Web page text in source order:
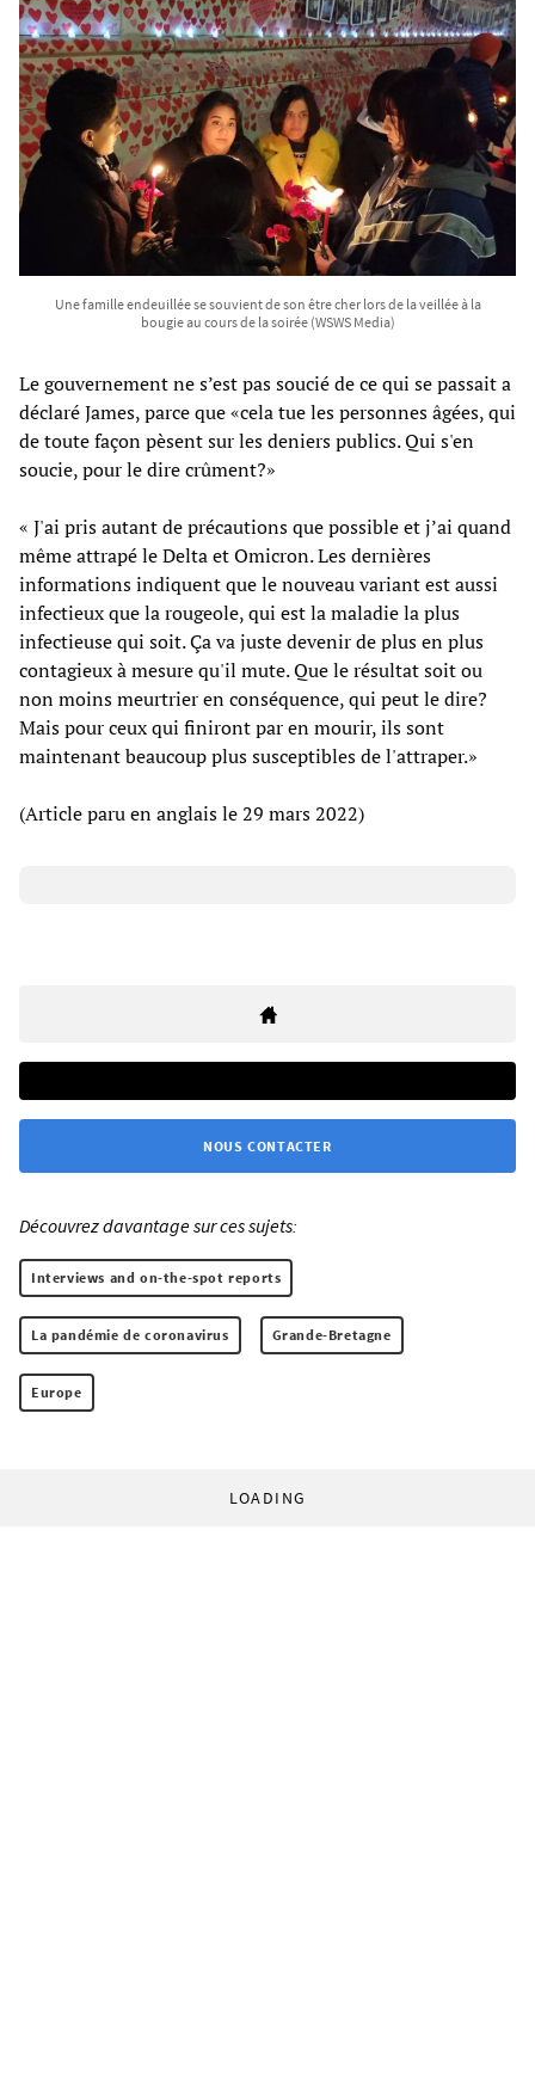
Une famille endeuillée se souvient de son être cher lors de la veillée à la
bougie au cours de la soirée (WSWS Media)
Le gouvernement ne s’est pas soucié de ce qui se passait a
déclaré James, parce que «cela tue les personnes âgées, qui
de toute façon pèsent sur les deniers publics. Qui s'en
soucie, pour le dire crûment?»
« J'ai pris autant de précautions que possible et j’ai quand
même attrapé le Delta et Omicron. Les dernières
informations indiquent que le nouveau variant est aussi
infectieux que la rougeole, qui est la maladie la plus
infectieuse qui soit. Ça va juste devenir de plus en plus
contagieux à mesure qu'il mute. Que le résultat soit ou
non moins meurtrier en conséquence, qui peut le dire?
Mais pour ceux qui finiront par en mourir, ils sont
maintenant beaucoup plus susceptibles de l'attraper.»
(Article paru en anglais le 29 mars 2022)
NOUS CONTACTER
Découvrez davantage sur ces sujets:
Interviews and on-the-spot reports
La pandémie de coronavirus Grande-Bretagne
Europe
LOADING